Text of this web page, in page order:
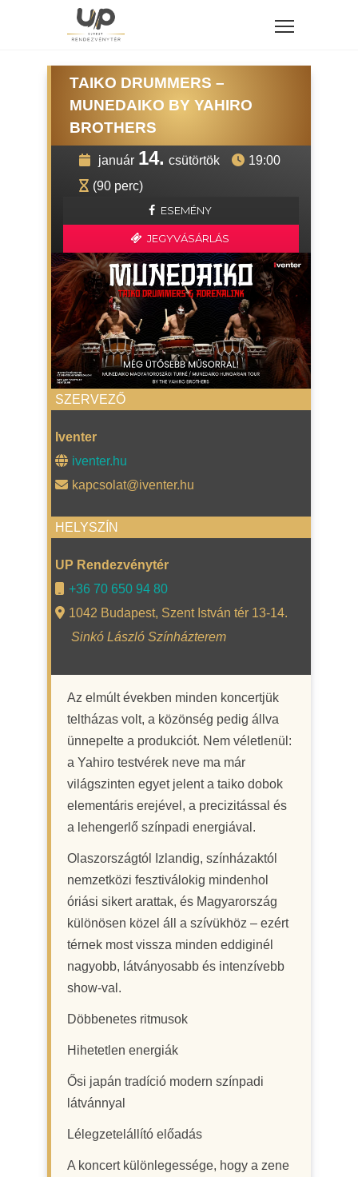
TAIKO DRUMMERS –
MUNEDAIKO BY YAHIRO
BROTHERS
január 14. csütörtök
19:00
(90 perc)
ESEMÉNY
JEGYVÁSÁRLÁS
SZERVEZŐ
Iventer
iventer.hu
kapcsolat@iventer.hu
HELYSZÍN
UP Rendezvénytér
+36 70 650 94 80
1042 Budapest, Szent István tér 13-14.
Sinkó László Színházterem
Az elmúlt években minden koncertjük
teltházas volt, a közönség pedig állva
ünnepelte a produkciót. Nem véletlenül:
a Yahiro testvérek neve ma már
világszinten egyet jelent a taiko dobok
elementáris erejével, a precizitással és
a lehengerlő színpadi energiával.
Olaszországtól Izlandig, színházaktól
nemzetközi fesztiválokig mindenhol
óriási sikert arattak, és Magyarország
különösen közel áll a szívükhöz – ezért
térnek most vissza minden eddiginél
nagyobb, látványosabb és intenzívebb
show-val.
Döbbenetes ritmusok
Hihetetlen energiák
Ősi japán tradíció modern színpadi
látvánnyal
Lélegzetelállító előadás
A koncert különlegessége, hogy a zene